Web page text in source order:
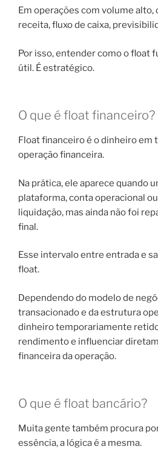
Em operações com volume
receita, fluxo de caixa,
Por isso, entender como o float
útil. É estratégico.
O que é float financeiro?
Float financeiro é o dinheiro em
operação financeira.
Na prática, ele aparece quando
plataforma, conta operacional
liquidação, mas ainda não foi
final.
Esse intervalo entre entrada e
float.
Dependendo do modelo de
transacionado e da estrutura
dinheiro temporariamente
rendimento e influenciar
financeira da operação.
O que é float bancário?
Muita gente também procura
essência, a lógica é a mesma.